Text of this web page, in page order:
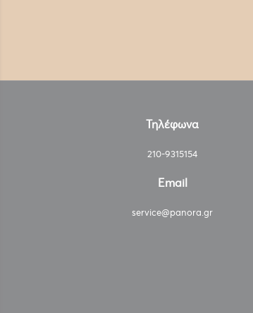
Τηλέφωνα
210-9315154
Email
service@panora.gr